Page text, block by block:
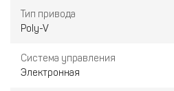
Тип привода
Poly-V
Система управления
Электронная